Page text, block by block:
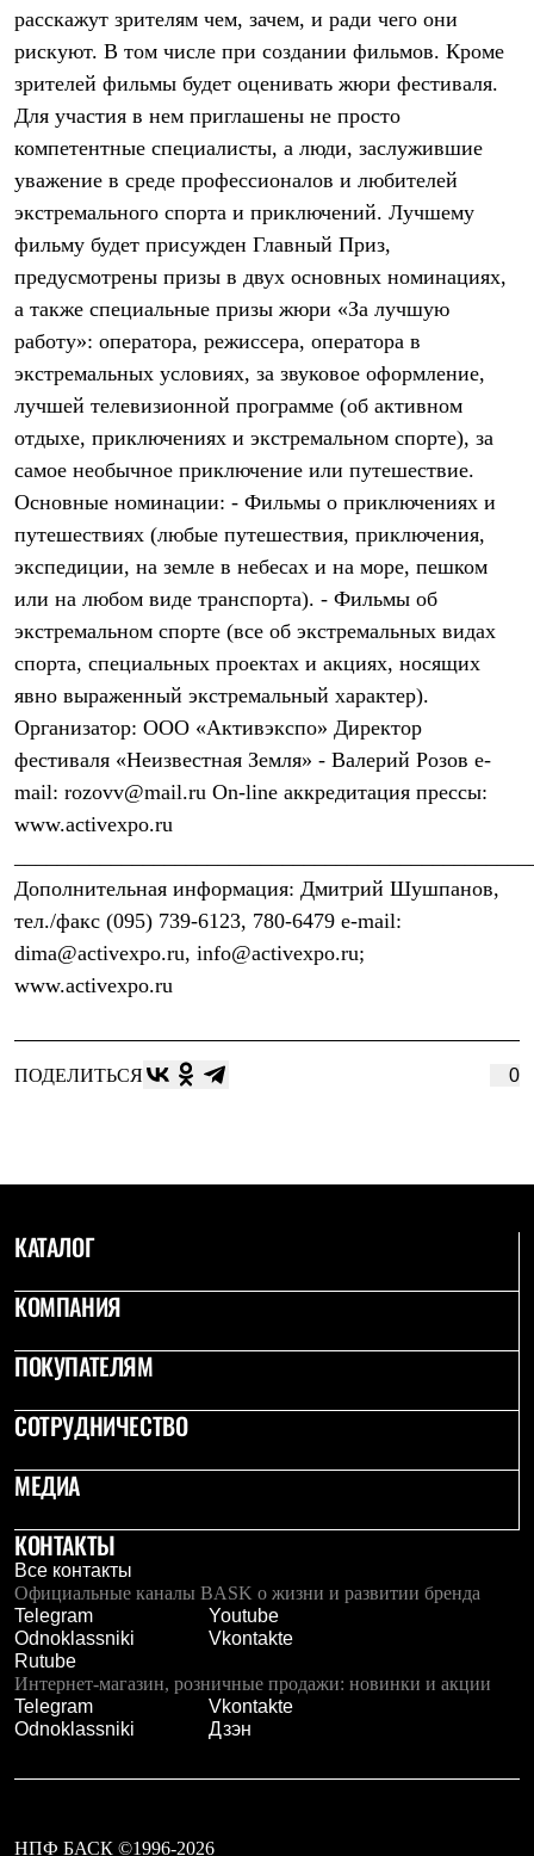
Комбинезоны
Куртки
Брюки
Утепленная синтетикой
Комбинезоны
Куртки
Лёгкая одежда
Футболки
Толстовки
Брюки
Софтшелл одежда
Куртки
Флисовая одежда
Куртки
Брюки
Комбинезоны
Термобелье
Комплект термобелья
Палатки и тенты
Палатки
Тенты
Аксессуары для палаток
Рюкзаки
Легкоходные
Альпинистские
Городские
Аксессуары для рюкзаков
Спальные мешки
Пуховые
С синтетическим утеплителем
Аксессуары для спальников
Баулы
Кошельки
Сумки
Гермомешки
Полезные аксессуары
Книги
Женская обувь
Кроссовки
Гамаши и бахилы
Гамаши
Тапочки и чуни
Тапочки
Чуни
Уход за обувью
Головные уборы
Шапки
Кепки и бейсболки
Повязки
Шарфы
Панамы
Перчатки и рукавицы
Перчатки
Рукавицы
Носки
Полезные аксессуары
Брелки
Ремни
Шевроны
Термоковрики
Коллекции
расскажут зрителям чем, зачем, и ради чего они
рискуют. В том числе при создании фильмов. Кроме
зрителей фильмы будет оценивать жюри фестиваля.
Для участия в нем приглашены не просто
компетентные специалисты, а люди, заслужившие
уважение в среде профессионалов и любителей
экстремального спорта и приключений. Лучшему
фильму будет присужден Главный Приз,
предусмотрены призы в двух основных номинациях,
а также специальные призы жюри «За лучшую
работу»: оператора, режиссера, оператора в
экстремальных условиях, за звуковое оформление,
лучшей телевизионной программе (об активном
отдыхе, приключениях и экстремальном спорте), за
самое необычное приключение или путешествие.
Основные номинации: - Фильмы о приключениях и
путешествиях (любые путешествия, приключения,
экспедиции, на земле в небесах и на море, пешком
или на любом виде транспорта). - Фильмы об
экстремальном спорте (все об экстремальных видах
спорта, специальных проектах и акциях, носящих
явно выраженный экстремальный характер).
Организатор: ООО «Активэкспо» Директор
фестиваля «Неизвестная Земля» - Валерий Розов e-
mail: rozovv@mail.ru On-line аккредитация прессы:
www.activexpo.ru
Дополнительная информация: Дмитрий Шушпанов,
тел./факс (095) 739-6123, 780-6479 e-mail:
dima@activexpo.ru, info@activexpo.ru;
www.activexpo.ru
ПОДЕЛИТЬСЯ 0
КАТАЛОГ
КОМПАНИЯ
ПОКУПАТЕЛЯМ
СОТРУДНИЧЕСТВО
МЕДИА
КОНТАКТЫ
Все контакты
Официальные каналы BASK о жизни и развитии бренда
Telegram
Youtube
Odnoklassniki
Vkontakte
Rutube
Интернет-магазин, розничные продажи: новинки и акции
Telegram
Vkontakte
Odnoklassniki
Дзэн
НПФ БАСК ©1996-2026